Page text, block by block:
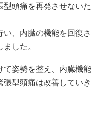
型頭痛を再発させないた
、内臓の機能を回復さ
した。
て姿勢を整え、内臓機能
張型頭痛は改善していき